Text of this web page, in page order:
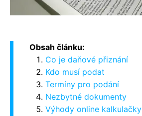
Obsah článku:
Co je daňové přiznání
Kdo musí podat
Termíny pro podání
Nezbytné dokumenty
Výhody online kalkulačky